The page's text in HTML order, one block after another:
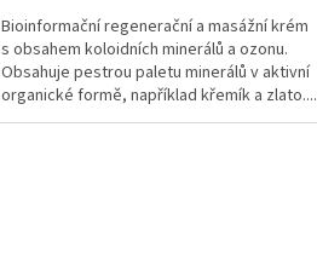
Bioinformační regenerační a masážní krém
s obsahem koloidních minerálů a ozonu.
Obsahuje pestrou paletu minerálů v aktivní
organické formě, například křemík a zlato....